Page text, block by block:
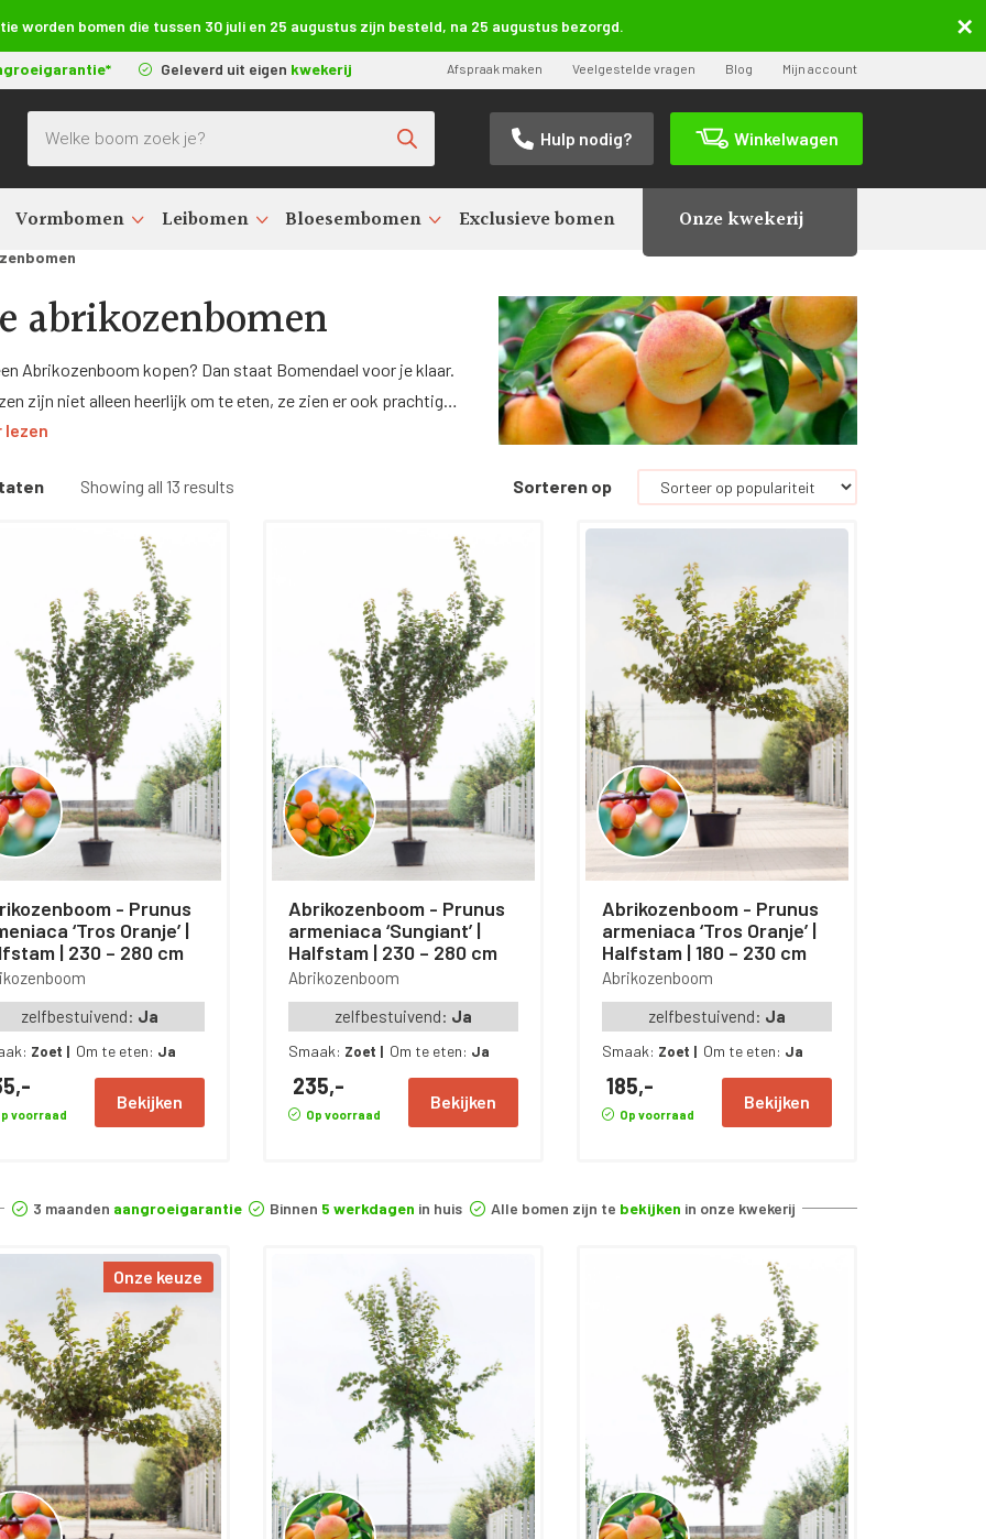
worden bomen die tussen 30 juli en 25 augustus zijn besteld, na 25 augustus bezorgd.
Hulp nodig? Winkelwagen
Producten zoeken
Vormbomen Leibomen Bloesembomen Exclusieve bomen Onze kwekerij
Geleverd uit eigen kwekerij Afspraak maken Veelgestelde vragen Blog Mijn account
abrikozenbomen
Abrikozenboom kopen? Dan staat Bomendael voor je klaar.
zijn niet alleen heerlijk om te eten, ze zien er ook prachtig
al de groene bladeren van deze boom. Het betreft een
in het voorjaar is met de roze witte bloemen een
lezen
Showing all 13 results Sorteren op
- Prunus
‘Tros Oranje’ |
| 230 – 280 cm
zelfbestuivend: Ja
Zoet | Om te eten: Ja
voorraad
Bekijken
Abrikozenboom - Prunus
armeniaca ‘Sungiant’ |
Halfstam | 230 – 280 cm
Abrikozenboom
zelfbestuivend: Ja
Smaak: Zoet | Om te eten: Ja
235,-
Op voorraad
Bekijken
Abrikozenboom - Prunus
armeniaca ‘Tros Oranje’ |
Halfstam | 180 – 230 cm
Abrikozenboom
zelfbestuivend: Ja
Smaak: Zoet | Om te eten: Ja
185,-
Op voorraad
Bekijken
3 maanden aangroeigarantie Binnen 5 werkdagen in huis Alle bomen zijn te bekijken in onze kwekerij
Onze keuze